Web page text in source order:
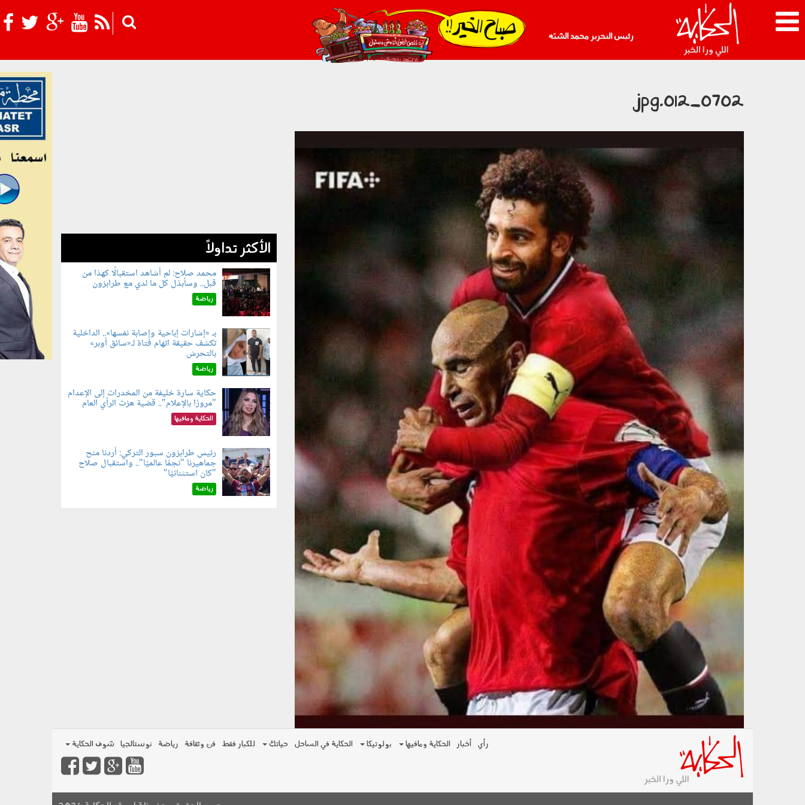
رئيس التحرير محمد الشبّه
021_2.png
0702_012.jpg
الأكثر تداولاً
060802.jpg
محمد صلاح: لم أشاهد استقبالًا كهذا من
قبل.. وسأبذل كل ما لدي مع طرابزون
رياضة
060804.jpg
بـ «إشارات إباحية وإصابة نفسها».. الداخلية
تكشف حقيقة اتهام فتاة لـ«سائق أوبر»
بالتحرش
رياضة
060801.jpeg
حكاية سارة خليفة من المخدرات إلى الإعدام
"مرورًا بالإعلام".. قضية هزت الرأي العام
الحكاية ومافيها
060803.jpg
رئيس طرابزون سبور التركي: أردنا منح
جماهيرنا "نجمًا عالميًا".. واستقبال صلاح
"كان استثنائيًا"
رياضة
رأي أخبار الحكاية ومافيها بولوتيكا الحكاية في الساحل حياتك للكبار فقط فن وثقافة رياضة نوستالجيا شوف الحكاية